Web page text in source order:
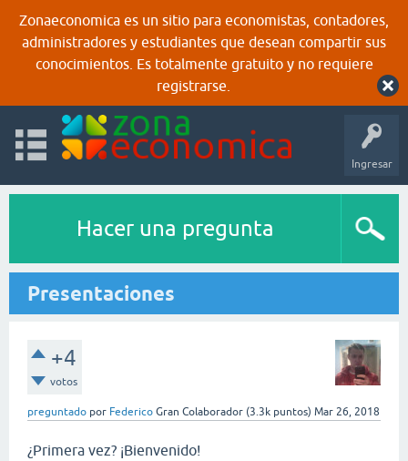
Zonaeconomica es un sitio para economistas, contadores,
administradores y estudiantes que desean compartir sus
conocimientos. Es totalmente gratuito y no requiere
registrarse.
Ingresar
Hacer una pregunta
Presentaciones
+4
votos
preguntado por Federico Gran Colaborador (3.3k puntos) Mar 26, 2018
¿Primera vez? ¡Bienvenido!